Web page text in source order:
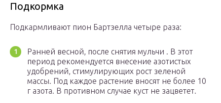
Подкормка
Подкармливают пион Бартзелла четыре раза:
Ранней весной, после снятия мульчи . В этот
период рекомендуется внесение азотистых
удобрений, стимулирующих рост зеленой
массы. Под каждое растение вносят не более 10
г азота. В противном случае куст не зацветет.